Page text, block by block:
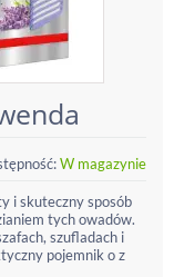
W magazynie
i skuteczny sposób
tych owadów.
szufladach i
pojemnik o z